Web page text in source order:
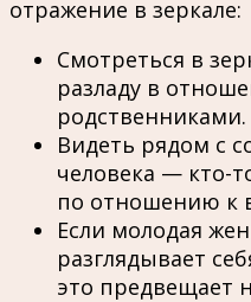
отражение в зеркале:
Смотреться в
разладу в
родственниками.
Видеть рядом с
человека — кто-
по отношению к
Если молодая
разглядывает
это предвещает